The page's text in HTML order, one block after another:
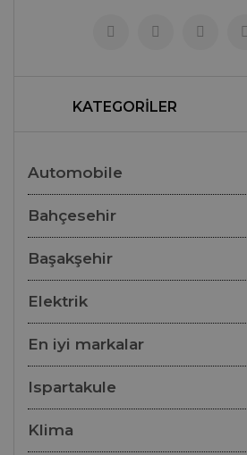
KATEGORİLER
Automobile
Bahçesehir
Başakşehir
Elektrik
En iyi markalar
Ispartakule
Klima